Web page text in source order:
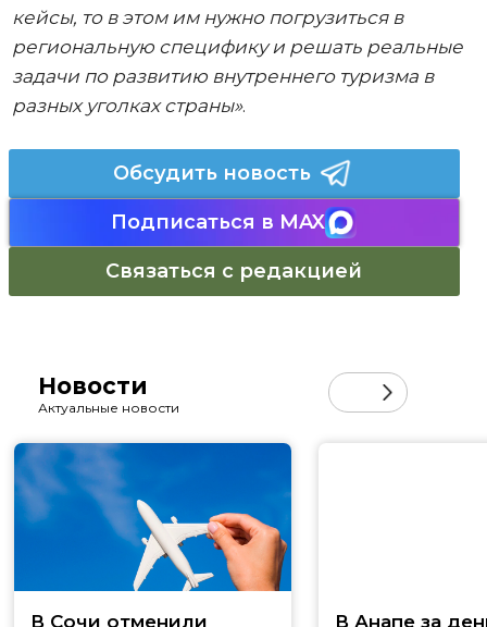
кейсы, то в этом им нужно погрузиться в
региональную специфику и решать реальные
задачи по развитию внутреннего туризма в
разных уголках страны».
Обсудить новость
Подписаться в MAX
Связаться с редакцией
Новости
Актуальные новости
В Сочи отменили В Анапе за